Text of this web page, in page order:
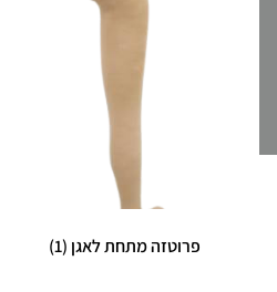
פרוטזה מתחת לאגן (1)